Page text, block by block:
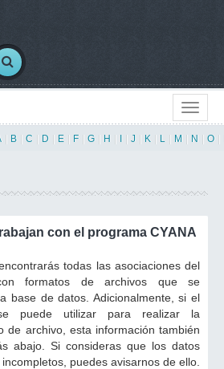
B C D E F G H J K L M N O
con el programa CYANA
todas las asociaciones del
formatos de archivos que se
base de datos. Adicionalmente, si el
puede utilizar para realizar la
de archivo, esta información también
abajo. Si consideras que los datos
puedes avisarnos de ello.